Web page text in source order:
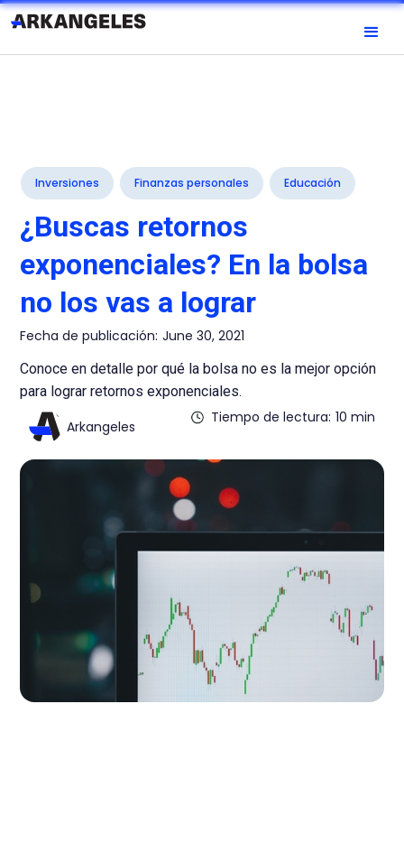
Inversiones Finanzas personales Educación
¿Buscas retornos
exponenciales? En la bolsa
no los vas a lograr
Fecha de publicación: June 30, 2021
Conoce en detalle por qué la bolsa no es la mejor opción
para lograr retornos exponenciales.
Arkangeles
Tiempo de lectura: 10 min